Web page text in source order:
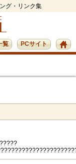
グ・リンク集
PCサイト
覧